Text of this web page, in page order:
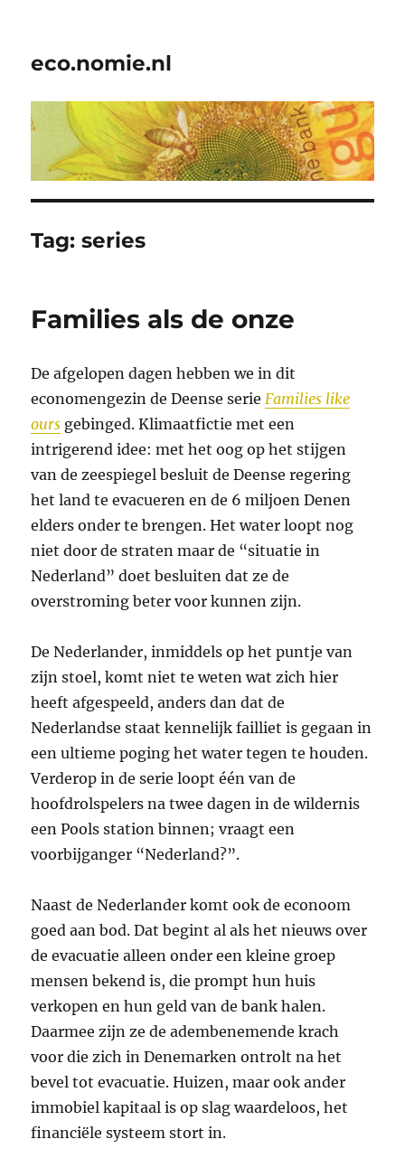
eco.nomie.nl
Tag:series
Families als de onze
De afgelopen dagen hebben we in dit
economengezin de Deense serieFamilies like
ours gebinged. Klimaatfictie met een
intrigerend idee: met het oog op het stijgen
van de zeespiegel besluit de Deense regering
het land te evacueren en de 6 miljoen Denen
elders onder te brengen. Het water loopt nog
niet door de straten maar de “situatie in
Nederland” doet besluiten dat ze de
overstroming beter voor kunnen zijn.
De Nederlander, inmiddels op het puntje van
zijn stoel, komt niet te weten wat zich hier
heeft afgespeeld, anders dan dat de
Nederlandse staat kennelijk failliet is gegaan in
een ultieme poging het water tegen te houden.
Verderop in de serie loopt één van de
hoofdrolspelers na twee dagen in de wildernis
een Pools station binnen; vraagt een
voorbijganger “Nederland?”.
Naast de Nederlander komt ook de econoom
goed aan bod. Dat begint al als het nieuws over
de evacuatie alleen onder een kleine groep
mensen bekend is, die prompt hun huis
verkopen en hun geld van de bank halen.
Daarmee zijn ze de adembenemende krach
voor die zich in Denemarken ontrolt na het
bevel tot evacuatie. Huizen, maar ook ander
immobiel kapitaal is op slag waardeloos, het
financiële systeem stort in.